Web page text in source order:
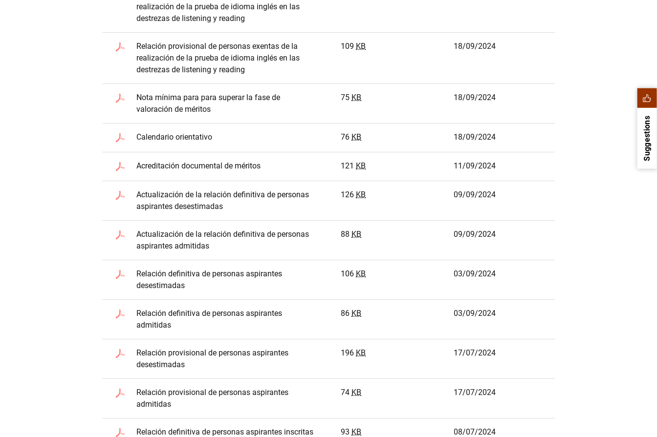
realización de la prueba de idioma inglés en las
destrezas de listening y reading
Relación provisional de personas exentas de la
realización de la prueba de idioma inglés en las
destrezas de listening y reading
109 KB 18/09/2024
Nota mínima para para superar la fase de
valoración de méritos
75 KB 18/09/2024
Calendario orientativo 76 KB 18/09/2024
Acreditación documental de méritos 121 KB 11/09/2024
Actualización de la relación definitiva de personas
aspirantes desestimadas
126 KB 09/09/2024
Actualización de la relación definitiva de personas
aspirantes admitidas
88 KB 09/09/2024
Relación definitiva de personas aspirantes
desestimadas
106 KB 03/09/2024
Relación definitiva de personas aspirantes
admitidas
86 KB 03/09/2024
Relación provisional de personas aspirantes
desestimadas
196 KB 17/07/2024
Relación provisional de personas aspirantes
admitidas
74 KB 17/07/2024
Relación definitiva de personas aspirantes inscritas 93 KB 08/07/2024
Suggestions